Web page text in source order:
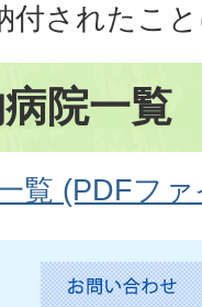
付されたこ
院一覧
覧 (PDFフ